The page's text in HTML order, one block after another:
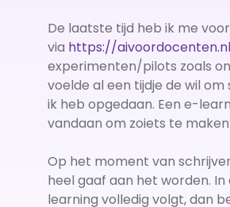
De laatste tijd heb ik me
via https://aivoordocenten.nl
experimenten/pilots zoals
voelde al een tijdje de wil
ik heb opgedaan. Een e-
vandaan om zoiets te
Op het moment van
heel gaaf aan het worden.
learning volledig volgt, dan